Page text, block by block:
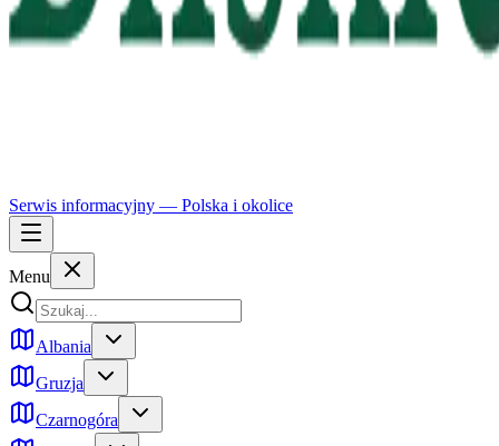
Serwis informacyjny — Polska i okolice
Menu
Albania
Gruzja
Czarnogóra